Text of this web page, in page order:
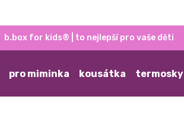
b.box for kids® | to nejlepší pro vaše děti
pro miminka kousátka termosky